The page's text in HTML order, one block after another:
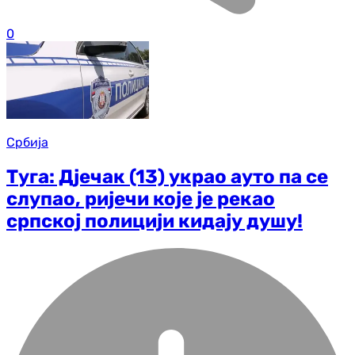
0
Србија
Туга: Дјечак (13) украо ауто па се
слупао, ријечи које је рекао
српској полицији кидају душу!